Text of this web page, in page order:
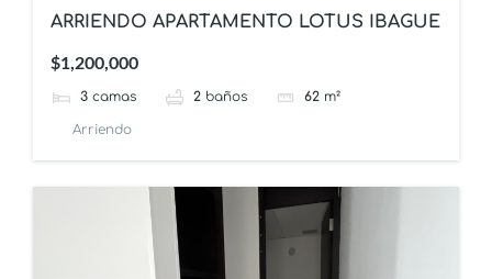
ARRIENDO APARTAMENTO LOTUS IBAGUE
$1,200,000
3 camas 2 baños 62 m²
Arriendo